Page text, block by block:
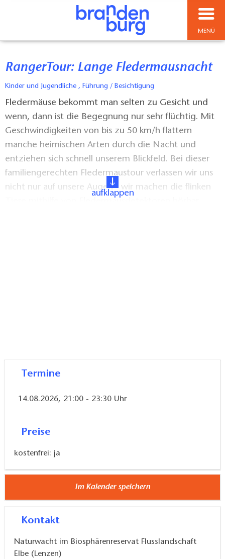
MENÜ
RangerTour: Lange Fledermausnacht
Kinder und Jugendliche , Führung / Besichtigung
Fledermäuse bekommt man selten zu Gesicht und
wenn, dann ist die Begegnung nur sehr flüchtig. Mit
Geschwindigkeiten von bis zu 50 km/h flattern
manche heimischen Arten durch die Nacht und
entziehen sich schnell unserem Blickfeld. Bei dieser
familiengerechten Fledermaustour verlassen wir uns
nicht nur auf unsere Augen - wir machen die flinken
aufklappen
Termine
14.08.2026, 21:00 - 23:30 Uhr
Preise
kostenfrei: ja
Im Kalender speichern
Kontakt
Naturwacht im Biosphärenreservat Flusslandschaft
Elbe (Lenzen)